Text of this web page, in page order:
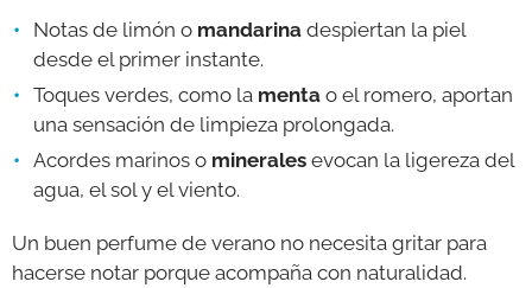
Notas de limón o mandarina despiertan la piel
desde el primer instante.
Toques verdes, como la menta o el romero, aportan
una sensación de limpieza prolongada.
Acordes marinos o minerales evocan la ligereza del
agua, el sol y el viento.
Un buen perfume de verano no necesita gritar para
hacerse notar porque acompaña con naturalidad.